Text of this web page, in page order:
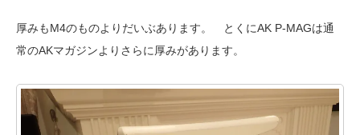
厚みもM4のものよりだいぶあります。 とくにAK P-MAGは通
常のAKマガジンよりさらに厚みがあります。